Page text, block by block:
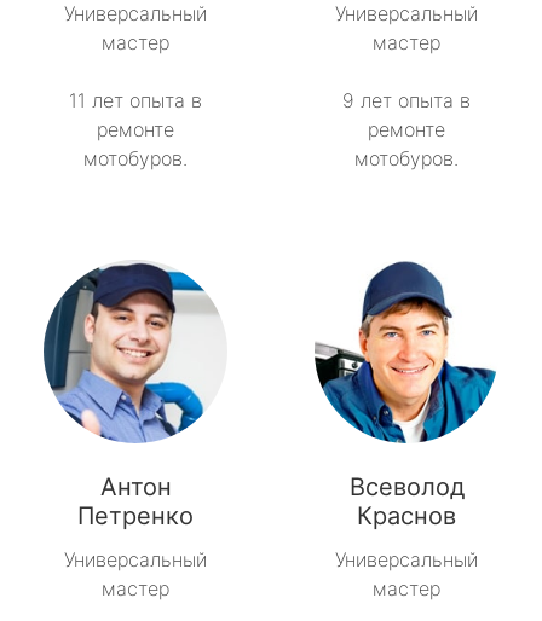
Универсальный
мастер
11 лет опыта в
ремонте
мотобуров.
Универсальный
мастер
9 лет опыта в
ремонте
мотобуров.
Антон
Петренко
Универсальный
мастер
Всеволод
Краснов
Универсальный
мастер